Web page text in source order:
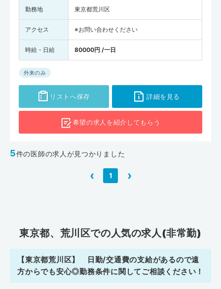
勤務地 東京都荒川区
アクセス ※お問い合わせください
時給・日給 80000円 /一日
外来のみ
リストへ保存 詳細を見る
希望の求人を紹介してもらう
5件の医師の求人が見つかりました
‹ 1 ›
東京都、荒川区での人気の求人(非常勤)
【東京都荒川区】 日勤/交通費の支給があるので遠
方からでも安心◎勤務条件に関してご相談ください！